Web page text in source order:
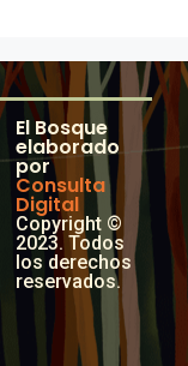
El Bosque
elaborado
por
Consulta
Digital
Copyright ©
2023. Todos
los derechos
reservados.